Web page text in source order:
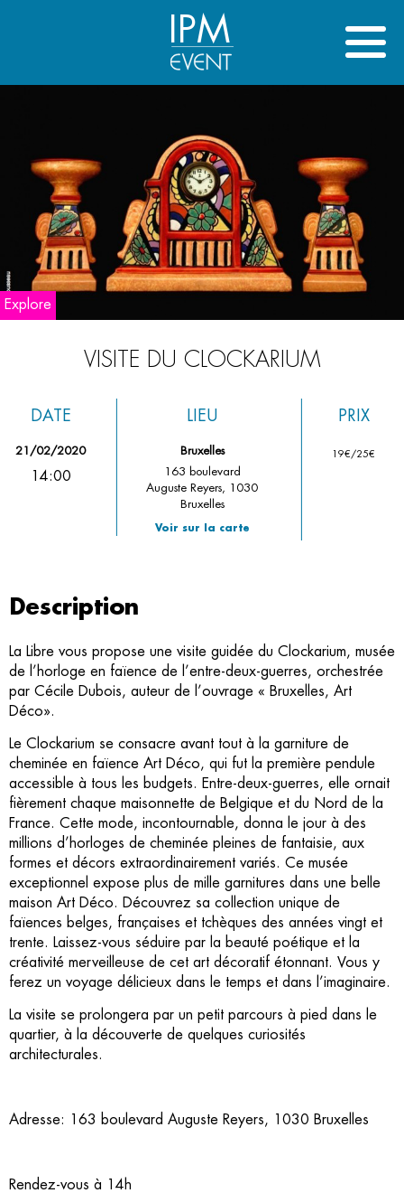
IPM
Explore
VISITE DU CLOCKARIUM
DATE
21/02/2020
14:00
LIEU
Bruxelles
163 boulevard
Auguste Reyers, 1030
Bruxelles
Voir sur la carte
PRIX
19€/25€
Description
La Libre vous propose une visite guidée du Clockarium, musée
de l’horloge en faïence de l’entre-deux-guerres, orchestrée
par Cécile Dubois, auteur de l’ouvrage « Bruxelles, Art
Déco».
Le Clockarium se consacre avant tout à la garniture de
cheminée en faïence Art Déco, qui fut la première pendule
accessible à tous les budgets. Entre-deux-guerres, elle ornait
fièrement chaque maisonnette de Belgique et du Nord de la
France. Cette mode, incontournable, donna le jour à des
millions d’horloges de cheminée pleines de fantaisie, aux
formes et décors extraordinairement variés. Ce musée
exceptionnel expose plus de mille garnitures dans une belle
maison Art Déco. Découvrez sa collection unique de
faïences belges, françaises et tchèques des années vingt et
trente. Laissez-vous séduire par la beauté poétique et la
créativité merveilleuse de cet art décoratif étonnant. Vous y
ferez un voyage délicieux dans le temps et dans l’imaginaire.
La visite se prolongera par un petit parcours à pied dans le
quartier, à la découverte de quelques curiosités
architecturales.
Adresse: 163 boulevard Auguste Reyers, 1030 Bruxelles
Rendez-vous à 14h